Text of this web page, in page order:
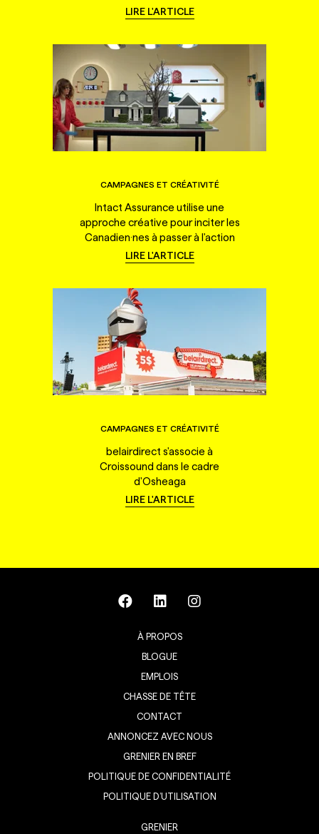
LIRE L'ARTICLE
CAMPAGNES ET CRÉATIVITÉ
Intact Assurance utilise une
approche créative pour inciter les
Canadien·nes à passer à l'action
LIRE L'ARTICLE
CAMPAGNES ET CRÉATIVITÉ
belairdirect s'associe à
Croissound dans le cadre
d'Osheaga
LIRE L'ARTICLE
À PROPOS
BLOGUE
EMPLOIS
CHASSE DE TÊTE
CONTACT
ANNONCEZ AVEC NOUS
GRENIER EN BREF
POLITIQUE DE CONFIDENTIALITÉ
POLITIQUE D’UTILISATION
GRENIER